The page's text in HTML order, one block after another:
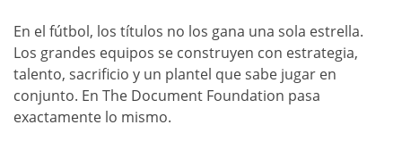
En el fútbol, los títulos no los gana una sola estrella.
Los grandes equipos se construyen con estrategia,
talento, sacrificio y un plantel que sabe jugar en
conjunto. En The Document Foundation pasa
exactamente lo mismo.